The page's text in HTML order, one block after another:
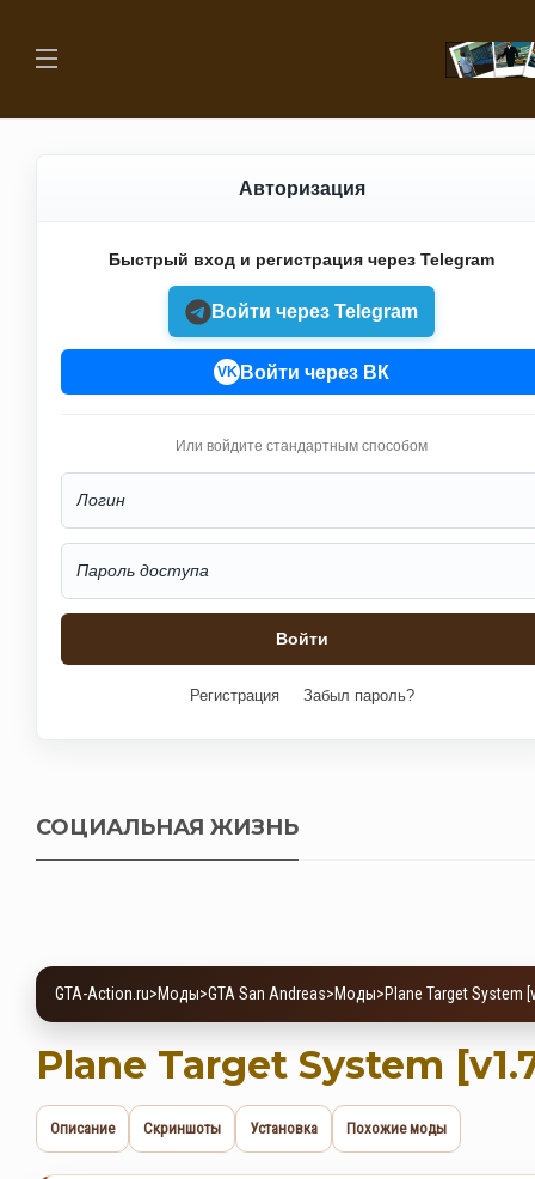
Авторизация
Быстрый вход и регистрация через Telegram
Войти через Telegram
VK Войти через ВК
Или войдите стандартным способом
Регистрация Забыл пароль?
СОЦИАЛЬНАЯ ЖИЗНЬ
GTA-Action.ru>Моды>GTA San Andreas>Моды>Plane Target System
Plane Target System
Описание Скриншоты Установка Похожие моды